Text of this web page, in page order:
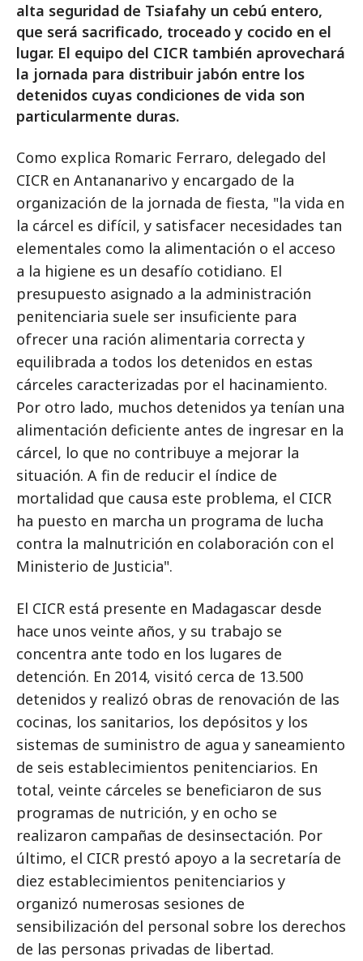
alta seguridad de Tsiafahy un cebú entero,
que será sacrificado, troceado y cocido en el
lugar. El equipo del CICR también aprovechará
la jornada para distribuir jabón entre los
detenidos cuyas condiciones de vida son
particularmente duras.
Como explica Romaric Ferraro, delegado del
CICR en Antananarivo y encargado de la
organización de la jornada de fiesta, "la vida en
la cárcel es difícil, y satisfacer necesidades tan
elementales como la alimentación o el acceso
a la higiene es un desafío cotidiano. El
presupuesto asignado a la administración
penitenciaria suele ser insuficiente para
ofrecer una ración alimentaria correcta y
equilibrada a todos los detenidos en estas
cárceles caracterizadas por el hacinamiento.
Por otro lado, muchos detenidos ya tenían una
alimentación deficiente antes de ingresar en la
cárcel, lo que no contribuye a mejorar la
situación. A fin de reducir el índice de
mortalidad que causa este problema, el CICR
ha puesto en marcha un programa de lucha
contra la malnutrición en colaboración con el
Ministerio de Justicia".
El CICR está presente en Madagascar desde
hace unos veinte años, y su trabajo se
concentra ante todo en los lugares de
detención. En 2014, visitó cerca de 13.500
detenidos y realizó obras de renovación de las
cocinas, los sanitarios, los depósitos y los
sistemas de suministro de agua y saneamiento
de seis establecimientos penitenciarios. En
total, veinte cárceles se beneficiaron de sus
programas de nutrición, y en ocho se
realizaron campañas de desinsectación. Por
último, el CICR prestó apoyo a la secretaría de
diez establecimientos penitenciarios y
organizó numerosas sesiones de
sensibilización del personal sobre los derechos
de las personas privadas de libertad.